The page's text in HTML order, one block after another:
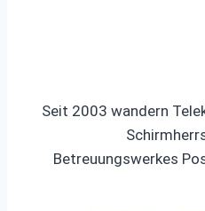
Seit 2003 wandern
Betreuungswerkes